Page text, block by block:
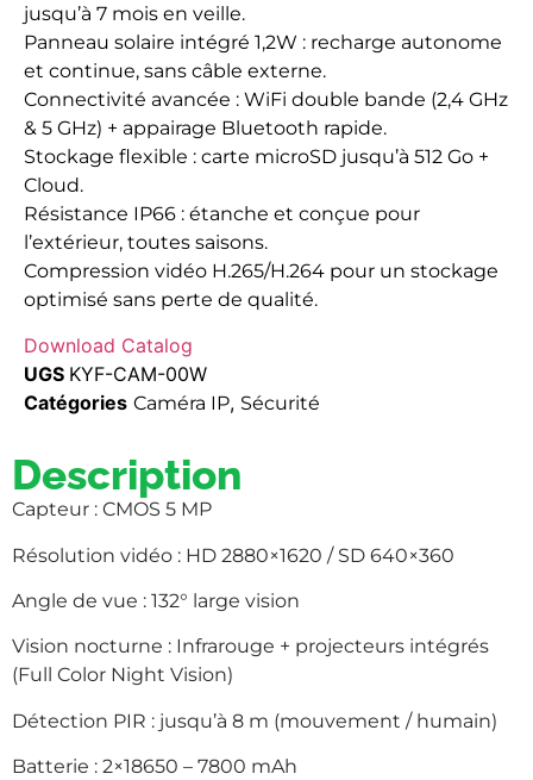
jusqu’à 7 mois en veille.
Panneau solaire intégré 1,2W : recharge autonome
et continue, sans câble externe.
Connectivité avancée : WiFi double bande (2,4 GHz
& 5 GHz) + appairage Bluetooth rapide.
Stockage flexible : carte microSD jusqu’à 512 Go +
Cloud.
Résistance IP66 : étanche et conçue pour
l’extérieur, toutes saisons.
Compression vidéo H.265/H.264 pour un stockage
optimisé sans perte de qualité.
Download Catalog
UGS KYF-CAM-00W
Catégories Caméra IP, Sécurité
Description
Capteur : CMOS 5 MP
Résolution vidéo : HD 2880×1620 / SD 640×360
Angle de vue : 132° large vision
Vision nocturne : Infrarouge + projecteurs intégrés
(Full Color Night Vision)
Détection PIR : jusqu’à 8 m (mouvement / humain)
Batterie : 2×18650 – 7800 mAh